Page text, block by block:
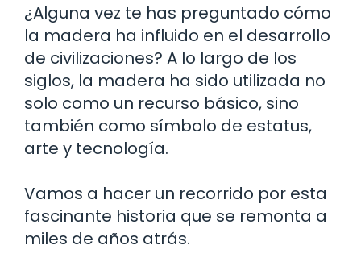
¿Alguna vez te has preguntado cómo
la madera ha influido en el desarrollo
de civilizaciones? A lo largo de los
siglos, la madera ha sido utilizada no
solo como un recurso básico, sino
también como símbolo de estatus,
arte y tecnología.
Vamos a hacer un recorrido por esta
fascinante historia que se remonta a
miles de años atrás.